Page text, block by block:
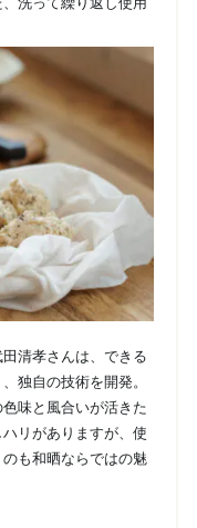
清孝さんは、できる
独自の技術を開発。
味と風合いが活きた
リがありますが、使
も和晒ならではの魅